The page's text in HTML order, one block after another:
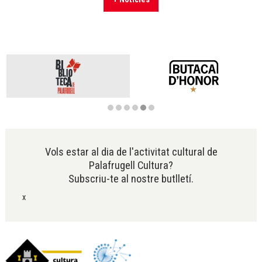
Vols estar al dia de l'activitat cultural de
Palafrugell Cultura?
Subscriu-te al nostre butlletí.
x